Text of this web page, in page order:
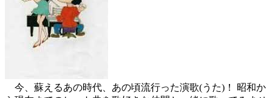
今、蘇えるあの時代、あの頃流行った演歌(うた)！ 昭和か